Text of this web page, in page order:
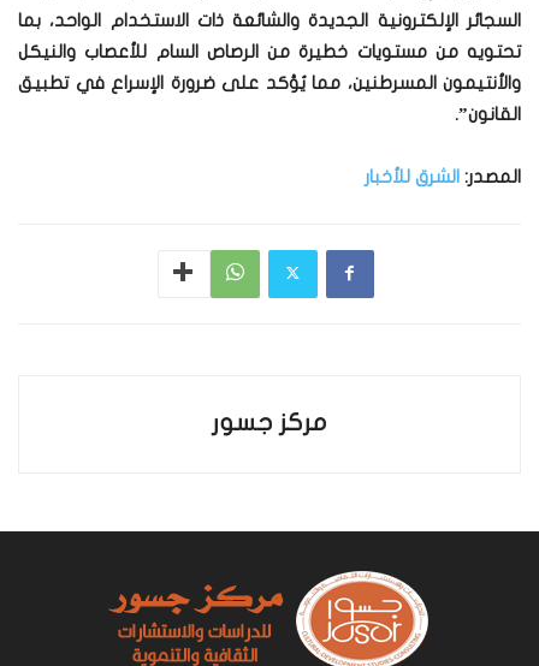
السجائر الإلكترونية الجديدة والشائعة ذات الاستخدام الواحد، بما
تحتويه من مستويات خطيرة من الرصاص السام للأعصاب والنيكل
والأنتيمون المسرطنين، مما يُؤكد على ضرورة الإسراع في تطبيق
القانون”.
المصدر: الشرق للأخبار
مركز جسور